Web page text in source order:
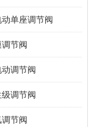
单座调节阀
节阀
调节阀
调节阀
节阀